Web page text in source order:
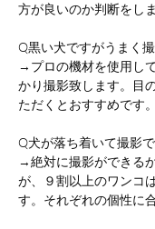
方が良いのか判断をしま
Q黒い犬ですがうまく
→プロの機材を使用し
かり撮影致します。目
ただくとおすすめです。
Q犬が落ち着いて撮影
→絶対に撮影ができる
が、９割以上のワンコ
す。それぞれの個性に